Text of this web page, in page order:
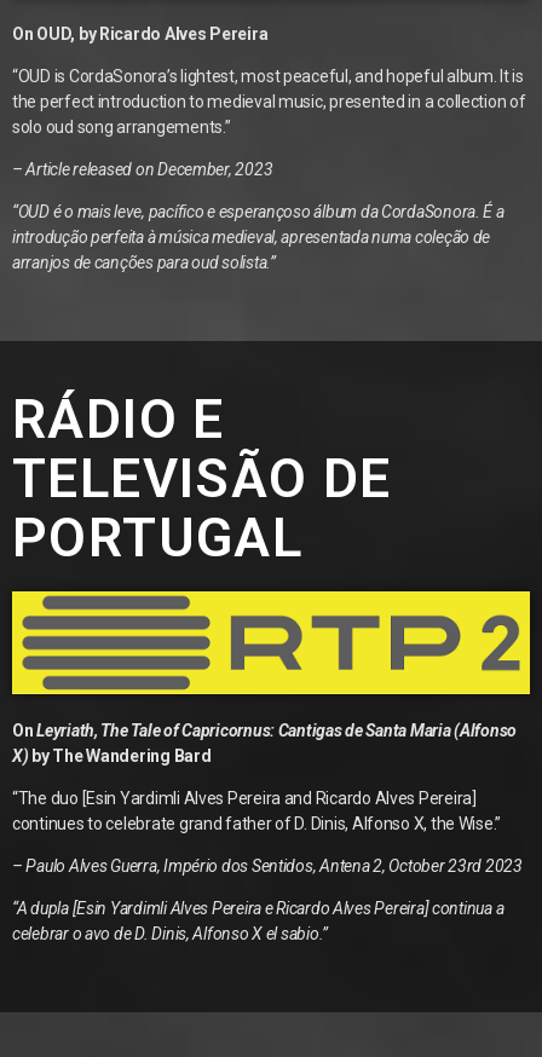
On OUD, by Ricardo Alves Pereira
“OUD is CordaSonora’s lightest, most peaceful, and hopeful album. It is
the perfect introduction to medieval music, presented in a collection of
solo oud song arrangements.”
– Article released onDecember, 2023
“OUD é o mais leve, pacífico e esperançoso álbum da CordaSonora. É a
introdução perfeita à música medieval, apresentada numa coleção de
arranjos de canções para oud solista.”
RÁDIO E
TELEVISÃO DE
PORTUGAL
OnLeyriath, The Tale of Capricornus: Cantigas de Santa Maria (Alfonso
X) by The Wandering Bard
“The duo [Esin Yardimli Alves Pereira and Ricardo Alves Pereira]
continues to celebrate grand father of D. Dinis, Alfonso X, the Wise.”
– Paulo Alves Guerra, Império dos Sentidos, Antena 2, October 23rd 2023
“A dupla [Esin Yardimli Alves Pereira e Ricardo Alves Pereira] continua a
celebrar o avo de D. Dinis, Alfonso X el sabio.”